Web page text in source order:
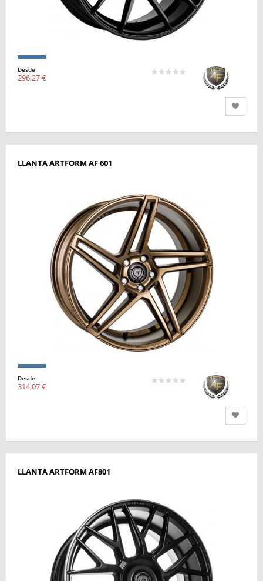
Desde
296,27 €
LLANTA ARTFORM AF 601
Desde
314,07 €
LLANTA ARTFORM AF801